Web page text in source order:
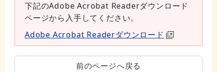
下記のAdobe Acrobat Readerダウンロード
ページから入手してください。
Adobe Acrobat Readerダウンロード
前のページへ戻る